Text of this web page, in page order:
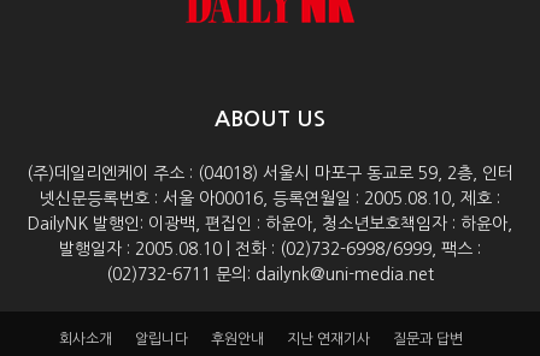
ABOUT US
(주)데일리엔케이 주소 : (04018) 서울시 마포구 동교로 59, 2층, 인터
넷신문등록번호 : 서울 아00016, 등록연월일 : 2005.08.10, 제호 :
DailyNK 발행인: 이광백, 편집인 : 하윤아, 청소년보호책임자 : 하윤아,
발행일자 : 2005.08.10 | 전화 : (02)732-6998/6999, 팩스 :
(02)732-6711 문의: dailynk@uni-media.net
회사소개 알립니다 후원안내 지난 연재기사 질문과 답변